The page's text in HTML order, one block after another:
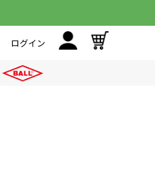
ログイン